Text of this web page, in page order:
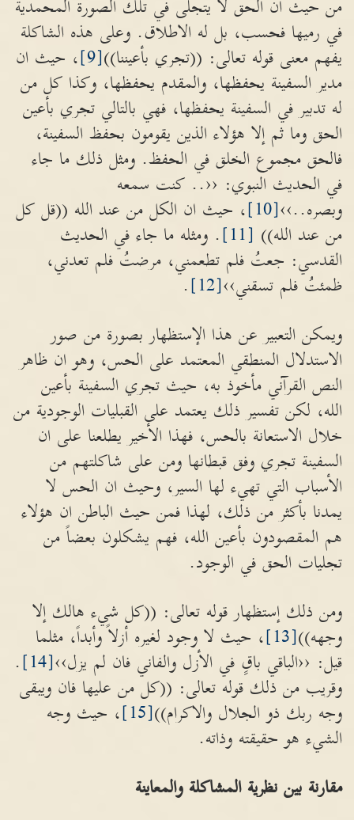
من حيث ان الحق لا يتجلى في تلك الصورة المحمدية
في رميها فحسب، بل له الاطلاق. وعلى هذه الشاكلة
يفهم معنى قوله تعالى: ((تجري بأعيننا))[9]
، حيث ان
مدير السفينة يحفظها، والمقدم يحفظها، وكذا كل من
له تدبير في السفينة يحفظها، فهي بالتالي تجري بأعين
الحق وما ثم إلا هؤلاء الذين يقومون بحفظ السفينة،
فالحق مجموع الخلق في الحفظ. ومثل ذلك ما جاء
في الحديث النبوي: ‹‹.. كنت سمعه
وبصره..››[10]
، حيث ان الكل من عند الله ((قل كل
من عند الله)) [11]
. ومثله ما جاء في الحديث
القدسي: جعتُ فلم تطعمني، مرضتُ فلم تعدني،
ظمئتُ فلم تسقني››[12]
.
ويمكن التعبير عن هذا الإستظهار بصورة من صور
الاستدلال المنطقي المعتمد على الحس، وهو ان ظاهر
النص القرآني مأخوذ به، حيث تجري السفينة بأعين
الله، لكن تفسير ذلك يعتمد على القبليات الوجودية من
خلال الاستعانة بالحس، فهذا الأخير يطلعنا على ان
السفينة تجري وفق قبطانها ومن على شاكلتهم من
الأسباب التي تهيء لها السير، وحيث ان الحس لا
يمدنا بأكثر من ذلك، لهذا فمن حيث الباطن ان هؤلاء
هم المقصودون بأعين الله، فهم يشكلون بعضاً من
تجليات الحق في الوجود.
ومن ذلك إستظهار قوله تعالى: ((كل شيء هالك إلا
وجهه))[13]
، حيث لا وجود لغيره أزلاً وأبداً، مثلما
قيل: ‹‹الباقي باقٍ في الأزل والفاني فان لم يزل››[14]
.
وقريب من ذلك قوله تعالى: ((كل من عليها فان ويبقى
وجه ربك ذو الجلال والاكرام))[15]
، حيث وجه
الشيء هو حقيقته وذاته.
مقارنة بين نظرية المشاكلة والمعاينة